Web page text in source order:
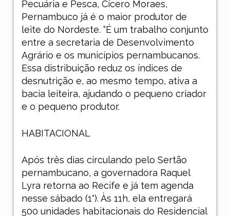
Pecuária e Pesca, Cícero Moraes,
Pernambuco já é o maior produtor de
leite do Nordeste. “É um trabalho conjunto
entre a secretaria de Desenvolvimento
Agrário e os municípios pernambucanos.
Essa distribuição reduz os índices de
desnutrição e, ao mesmo tempo, ativa a
bacia leiteira, ajudando o pequeno criador
e o pequeno produtor.
HABITACIONAL
Após três dias circulando pelo Sertão
pernambucano, a governadora Raquel
Lyra retorna ao Recife e já tem agenda
nesse sábado (1°). Às 11h, ela entregará
500 unidades habitacionais do Residencial